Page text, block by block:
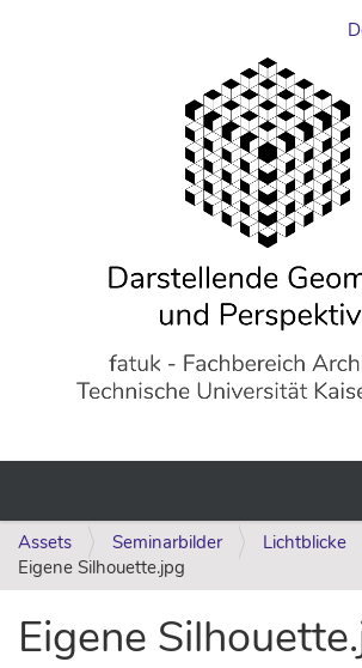
Assets Seminarbilder
Lichtblicke
Eigene Silhouette.jpg
Eigene